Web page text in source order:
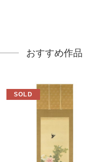
おすすめ作品